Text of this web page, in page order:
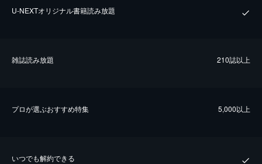
U-NEXTオリジナル書籍読み放題
雑誌読み放題 210誌以上
プロが選ぶおすすめ特集 5,000以上
いつでも解約できる